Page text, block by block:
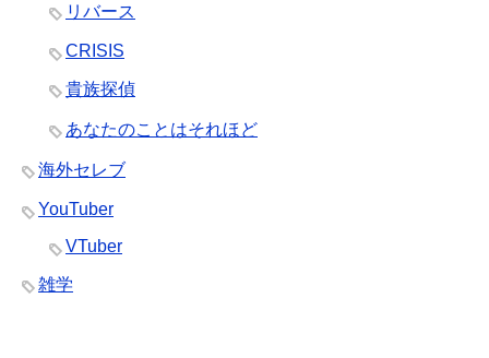
リバース
CRISIS
貴族探偵
あなたのことはそれほど
海外セレブ
YouTuber
VTuber
雑学